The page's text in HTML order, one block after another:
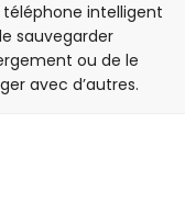
intelligent
sauvegarder
ou de le
avec d’autres.